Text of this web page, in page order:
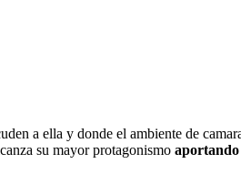
a ella y donde el ambiente de
su mayor protagonismo